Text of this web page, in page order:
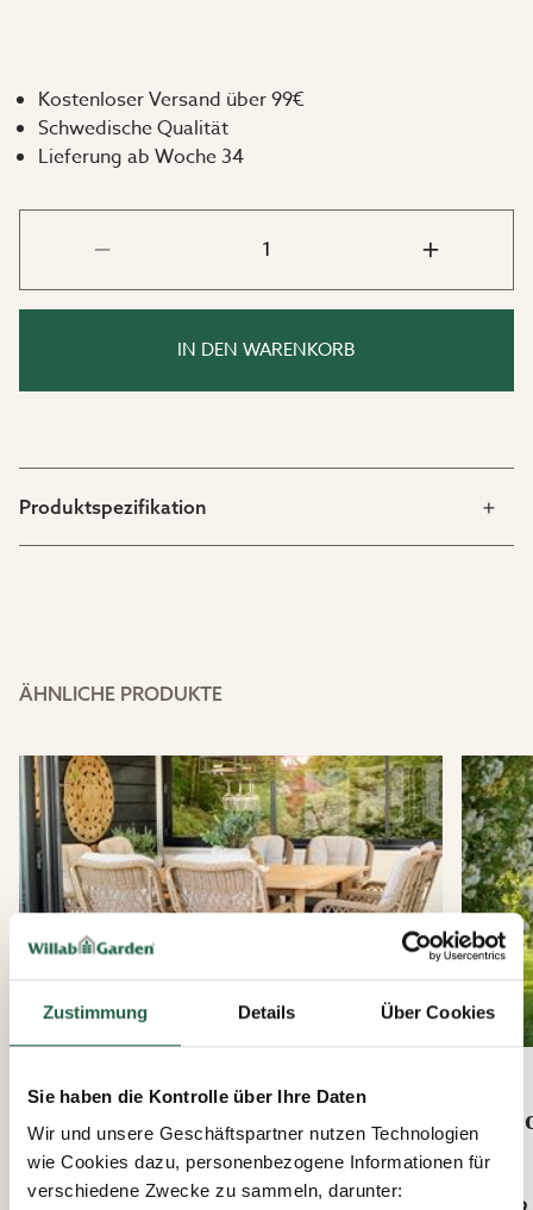
Zustimmung Details Über Cookies
Sie haben die Kontrolle über Ihre Daten
Wir und unsere Geschäftspartner nutzen Technologien
wie Cookies dazu, personenbezogene Informationen für
verschiedene Zwecke zu sammeln, darunter:
unbehandeltem Premium-Teak gefertigt.
Das Set beinhaltet:
1 x Berry Esstisch aus echtem Premium-Teak
6 x Berry Stuhl aus echtem Premium-Teak
Berry Esstisch: L: 220 cm x B: 110 cm x H: 75 cm
Berry Stuhl: H: 76 cm x B: 55 cm x T: 54 cm
Kostenloser Versand über 99€
Schwedische Qualität
Lieferung ab Woche 34
IN DEN WARENKORB
Produktspezifikation
ÄHNLICHE PRODUKTE
Evergreen & Eternal
Essgruppe